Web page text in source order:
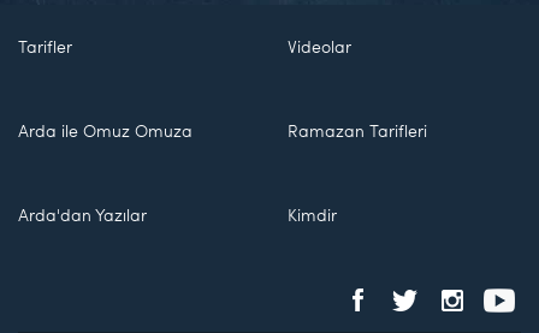
Tarifler Videolar
Arda ile Omuz Omuza Ramazan Tarifleri
Arda'dan Yazılar Kimdir